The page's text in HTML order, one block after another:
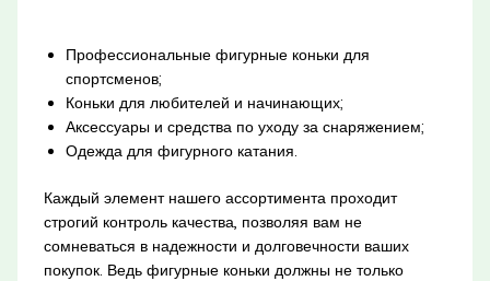
Профессиональные фигурные коньки для
спортсменов;
Коньки для любителей и начинающих;
Аксессуары и средства по уходу за снаряжением;
Одежда для фигурного катания.
Каждый элемент нашего ассортимента проходит
строгий контроль качества, позволяя вам не
сомневаться в надежности и долговечности ваших
покупок. Ведь фигурные коньки должны не только